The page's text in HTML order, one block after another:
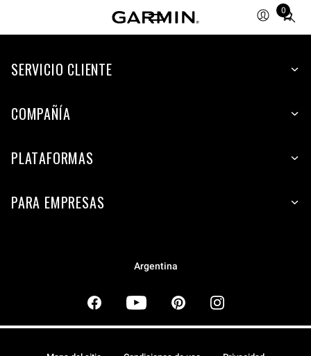
0
Total
items
cart:
SERVICIO CLIENTE
COMPAÑÍA
PLATAFORMAS
PARA EMPRESAS
Argentina